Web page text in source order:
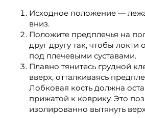
Исходное положение —
вниз.
Положите предплечья на
друг другу так, чтобы локти
под плечевыми суставами.
Плавно тянитесь грудной
вверх, отталкиваясь
Лобковая кость должна
прижатой к коврику. Это
изолированно вытянуть